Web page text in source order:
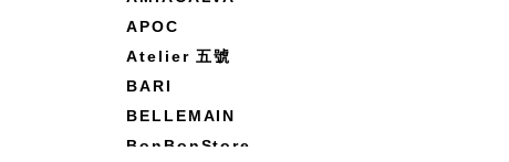
APOC
Atelier 五號
BARI
BELLEMAIN
BonBonStore